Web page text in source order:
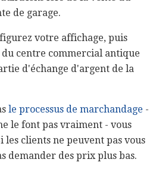
de garage.
votre affichage, puis
du centre commercial antique
d'échange d'argent de la
le processus de marchandage -
le font pas vraiment - vous
les clients ne peuvent pas vous
demander des prix plus bas.